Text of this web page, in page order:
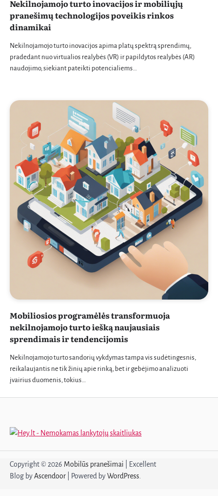
Nekilnojamojo turto inovacijos ir mobiliųjų
pranešimų technologijos poveikis rinkos
dinamikai
Nekilnojamojo turto inovacijos apima platų spektrą sprendimų,
pradedant nuo virtualios realybės (VR) ir papildytos realybės (AR)
naudojimo, siekiant pateikti potencialiems…
Mobiliosios programėlės transformuoja
nekilnojamojo turto iešką naujausiais
sprendimais ir tendencijomis
Nekilnojamojo turto sandorių vykdymas tampa vis sudėtingesnis,
reikalaujantis ne tik žinių apie rinką, bet ir gebėjimo analizuoti
įvairius duomenis, tokius…
Copyright © 2026 Mobilūs pranešimai | Excellent
Blog byAscendoor | Powered byWordPress